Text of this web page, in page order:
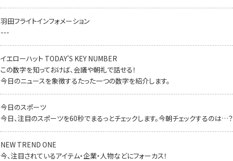
羽田フライトインフォメーション
---
イエローハット TODAY'S KEY NUMBER
この数字を知っておけば、会議や朝礼で話せる！
今日のニュースを象徴するたった一つの数字を紹介します。
今日のスポーツ
今日、注目のスポーツを60秒でまるっとチェックします。今朝チェックするのは…？
NEW TREND ONE
今、注目されているアイテム・企業・人物などにフォーカス！